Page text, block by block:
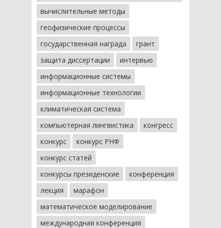
вычислительные методы
геофизические процессы
государственная награда
грант
защита диссертации
интервью
информационные системы
информационные технологии
климатическая система
компьютерная лингвистика
конгресс
конкурс
конкурс РНФ
конкурс статей
конкурсы президенские
конференция
лекция
марафон
математическое моделирование
международная конференция